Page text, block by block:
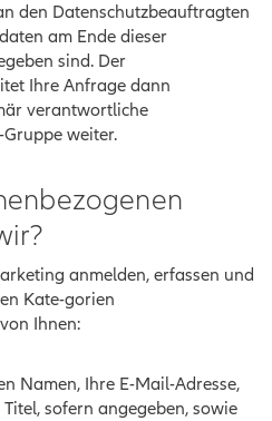
den Datenschutzbeauftragten
am Ende dieser
sind. Der
Ihre Anfrage dann
verantwortliche
weiter.
anmelden, erfassen und
Kate-gorien
Ihnen:
Namen, Ihre E-Mail-Adresse,
sofern angegeben, sowie